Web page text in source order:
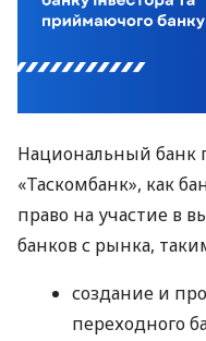
Национальный банк
«Таскомбанк», как
право на участие в
банков с рынка,
создание и
переходного